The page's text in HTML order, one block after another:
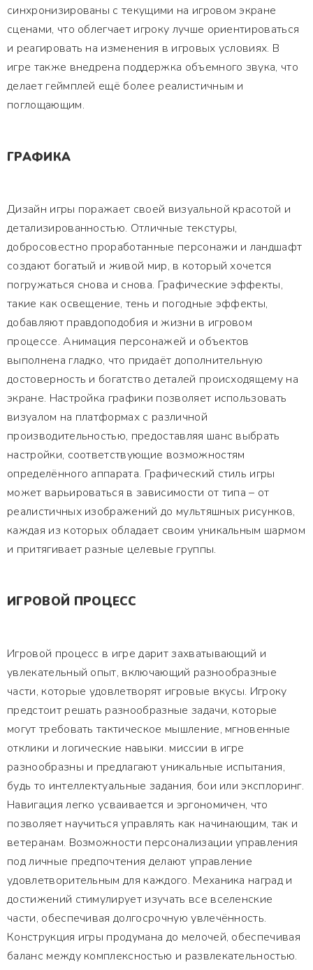
синхронизированы с текущими на игровом экране
сценами, что облегчает игроку лучше ориентироваться
и реагировать на изменения в игровых условиях. В
игре также внедрена поддержка объемного звука, что
делает геймплей ещё более реалистичным и
поглощающим.
ГРАФИКА
Дизайн игры поражает своей визуальной красотой и
детализированностью. Отличные текстуры,
добросовестно проработанные персонажи и ландшафт
создают богатый и живой мир, в который хочется
погружаться снова и снова. Графические эффекты,
такие как освещение, тень и погодные эффекты,
добавляют правдоподобия и жизни в игровом
процессе. Анимация персонажей и объектов
выполнена гладко, что придаёт дополнительную
достоверность и богатство деталей происходящему на
экране. Настройка графики позволяет использовать
визуалом на платформах с различной
производительностью, предоставляя шанс выбрать
настройки, соответствующие возможностям
определённого аппарата. Графический стиль игры
может варьироваться в зависимости от типа – от
реалистичных изображений до мультяшных рисунков,
каждая из которых обладает своим уникальным шармом
и притягивает разные целевые группы.
ИГРОВОЙ ПРОЦЕСС
Игровой процесс в игре дарит захватывающий и
увлекательный опыт, включающий разнообразные
части, которые удовлетворят игровые вкусы. Игроку
предстоит решать разнообразные задачи, которые
могут требовать тактическое мышление, мгновенные
отклики и логические навыки. миссии в игре
разнообразны и предлагают уникальные испытания,
будь то интеллектуальные задания, бои или эксплоринг.
Навигация легко усваивается и эргономичен, что
позволяет научиться управлять как начинающим, так и
ветеранам. Возможности персонализации управления
под личные предпочтения делают управление
удовлетворительным для каждого. Механика наград и
достижений стимулирует изучать все вселенские
части, обеспечивая долгосрочную увлечённость.
Конструкция игры продумана до мелочей, обеспечивая
баланс между комплексностью и развлекательностью.